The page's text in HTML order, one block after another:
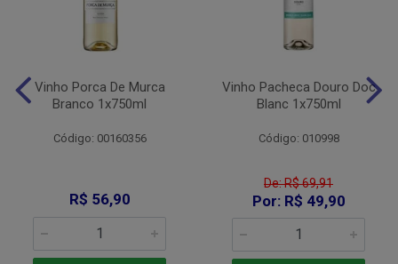
Vinho Porca De Murca
Branco 1x750ml
Código: 00160356
R$ 56,90
Vinho Pacheca Douro Doc
Blanc 1x750ml
Código: 010998
De: R$ 69,91
Por: R$ 49,90